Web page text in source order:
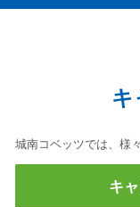
キ
城南コベッツでは、様
キ